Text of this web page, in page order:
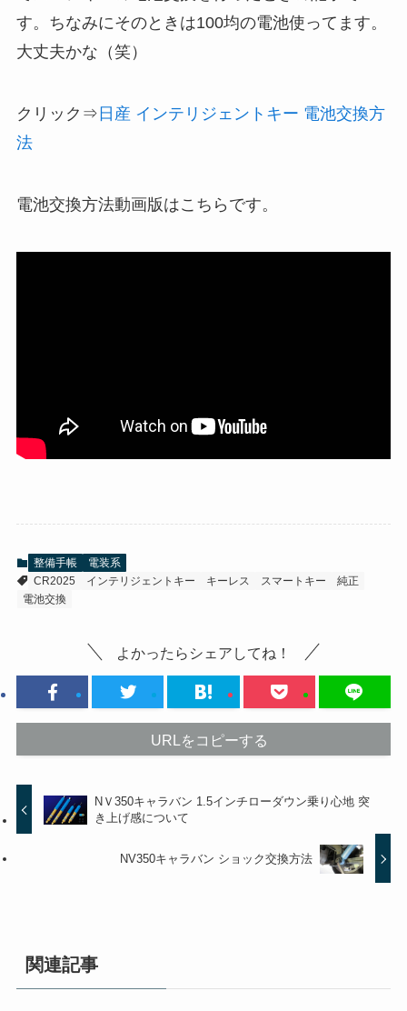
す。ちなみにそのときは100均の電池使ってます。
大丈夫かな（笑）
クリック⇒ 日産 インテリジェントキー 電池交換方
法
電池交換方法動画版はこちらです。
整備手帳
電装系
CR2025
インテリジェントキー キーレス スマートキー
純正
電池交換
よかったらシェアしてね！
URLをコピーする
NＶ350キャラバン 1.5インチローダウン乗り心地 突
き上げ感について
NV350キャラバン ショック交換方法
関連記事